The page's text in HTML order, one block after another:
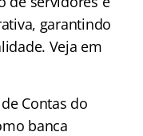
garantindo
Veja em
Contas do
banca